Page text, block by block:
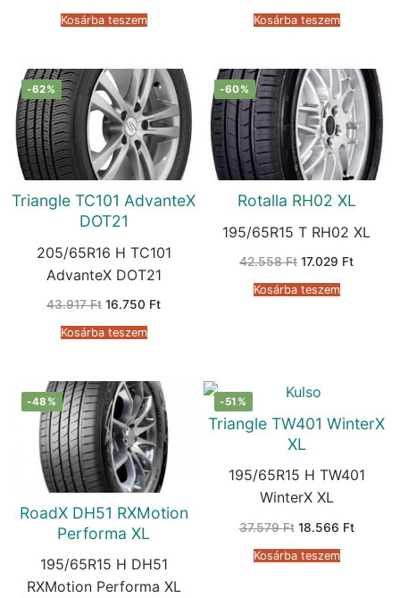
was:
75.387 Ft.
Kosárba teszem
was:
73.762 Ft.
Kosárba teszem
-62%
Triangle TC101 AdvanteX
DOT21
205/65R16 H TC101
AdvanteX DOT21
43.917Ft Original
was:
43.917 Ft.
16.750 FtCurrent
Kosárba teszem
-60%
Rotalla RH02 XL
195/65R15 T RH02 XL
42.558Ft Original
was:
42.558 Ft.
17.029 FtCurrent
Kosárba teszem
-48%
RoadX DH51 RXMotion
Performa XL
195/65R15 H DH51
RXMotion Performa XL
-51%
Triangle TW401 WinterX
XL
195/65R15 H TW401
WinterX XL
37.579Ft Original
was:
37.579 Ft.
18.566 FtCurrent
Kosárba teszem